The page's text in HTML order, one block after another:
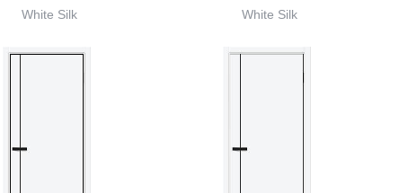
White Silk White Silk